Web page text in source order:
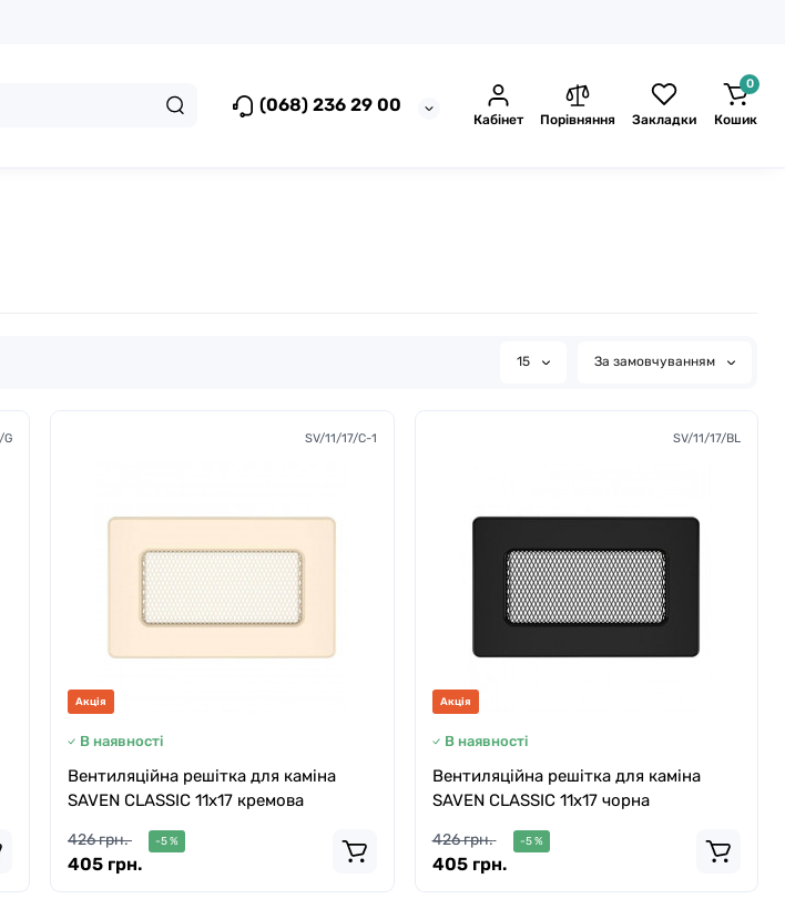
(068) 236 29 00
Кабінет Порівняння Закладки
0
Кошик
15 За замовчуванням
G SV/11/17/C-1
Акція
В наявності
Вентиляційна решітка для каміна
SAVEN CLASSIC 11х17 кремова
426 грн. -5 %
405 грн.
SV/11/17/BL
Акція
В наявності
Вентиляційна решітка для каміна
SAVEN CLASSIC 11х17 чорна
426 грн. -5 %
405 грн.